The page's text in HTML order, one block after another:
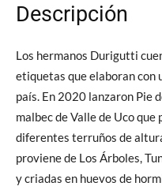
Descripción
Los hermanos Durigutti
etiquetas que elaboran con
país. En 2020 lanzaron Pie
malbec de Valle de Uco
diferentes terruños de
proviene de Los Árboles,
y criadas en huevos de